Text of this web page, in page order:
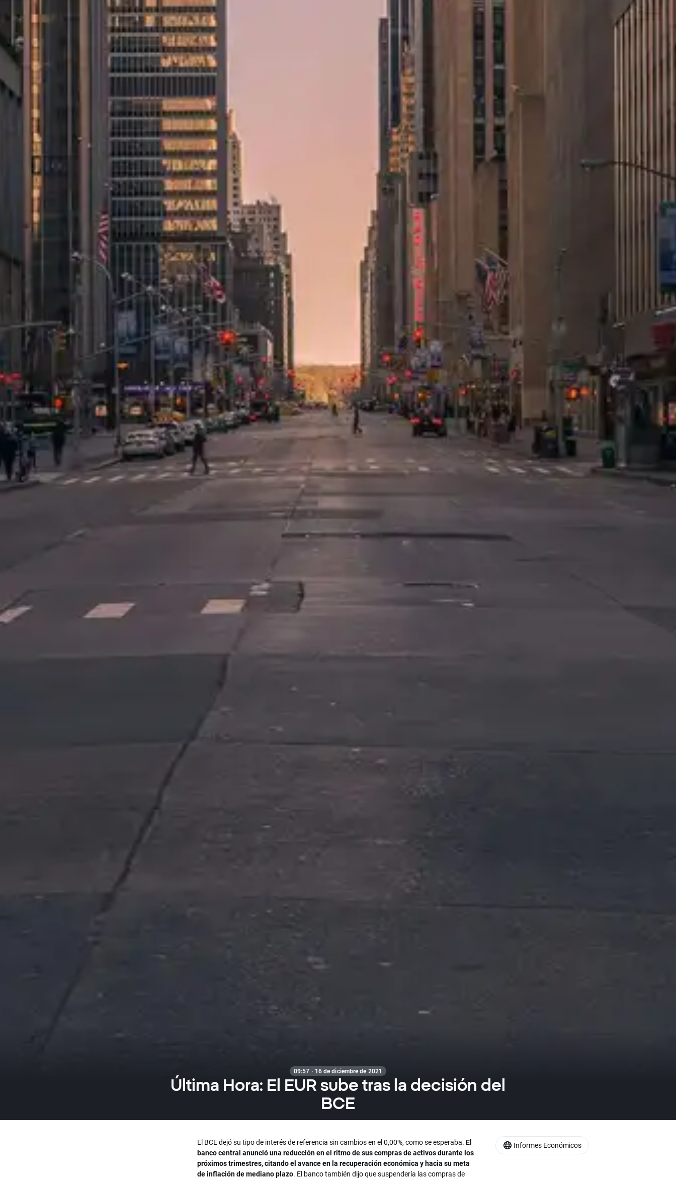
09:57 · 16 de diciembre de 2021
Última Hora: El EUR sube tras la decisión del
BCE
El BCE dejó su tipo de interés de referencia sin cambios en el 0,00%, como se esperaba. El
banco central anunció una reducción en el ritmo de sus compras de activos durante los
próximos trimestres, citando el avance en la recuperación económica y hacia su meta
de inflación de mediano plazo. El banco también dijo que suspendería las compras de
Informes Económicos